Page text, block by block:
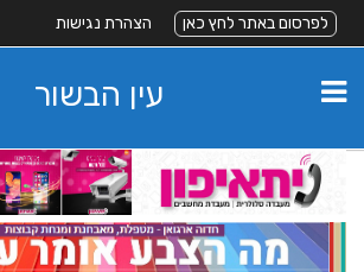
לפרסום באתר לחץ כאן הצהרת נגישות
עין הבשור